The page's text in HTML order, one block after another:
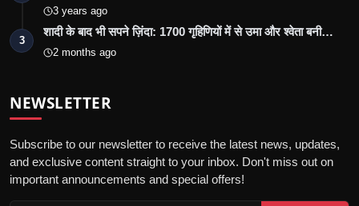
3 years ago
3
शादी के बाद भी सपने ज़िंदा: 1700 गृहिणियों में से उमा और श्वेता बनी…
2 months ago
NEWSLETTER
Subscribe to our newsletter to receive the latest news, updates,
and exclusive content straight to your inbox. Don't miss out on
important announcements and special offers!